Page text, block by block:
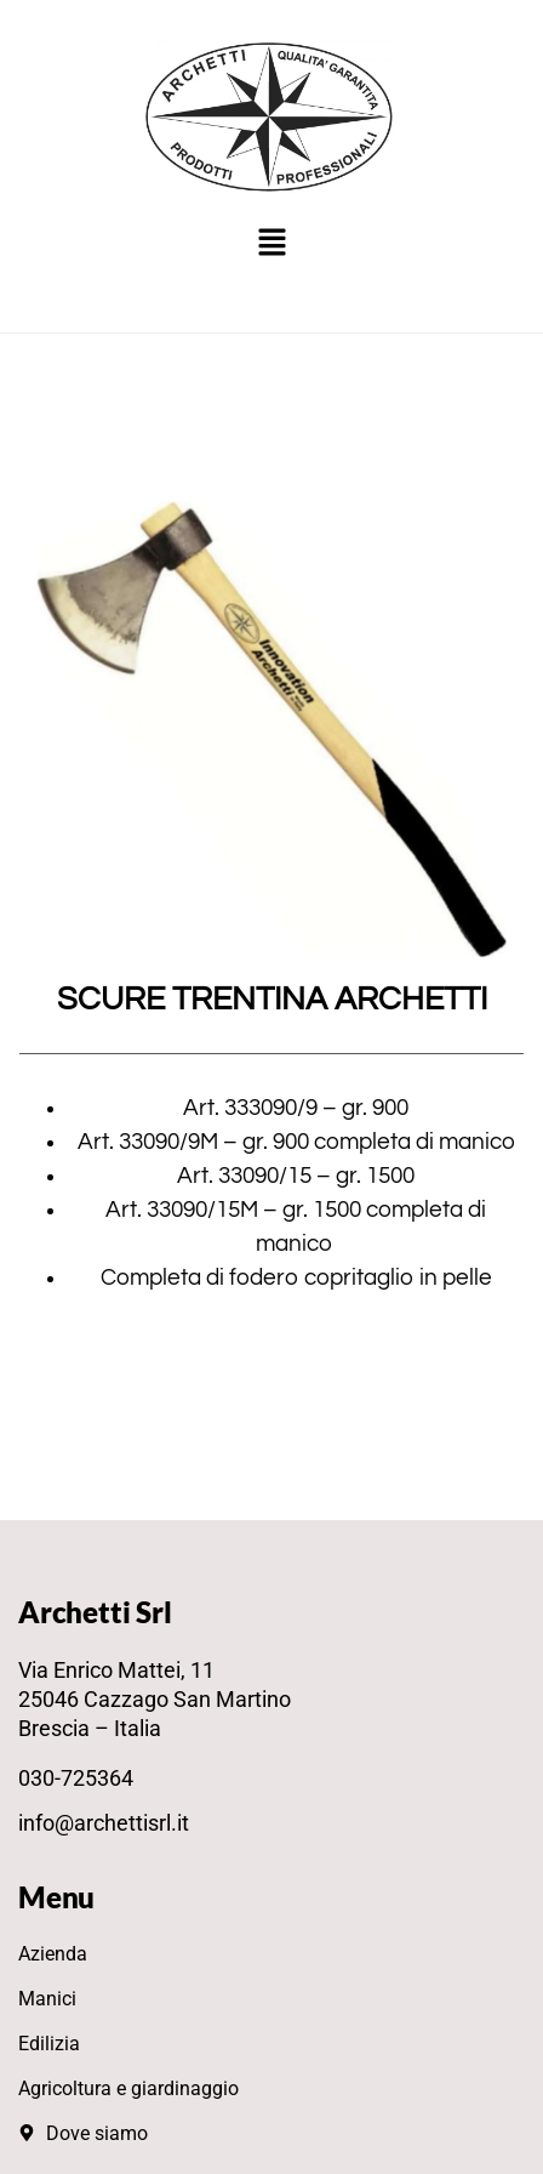
SCURE TRENTINA ARCHETTI
Art. 333090/9 – gr. 900
Art. 33090/9M – gr. 900 completa di manico
Art. 33090/15 – gr. 1500
Art. 33090/15M – gr. 1500 completa di
manico
Completa di fodero copritaglio in pelle
Archetti Srl
Via Enrico Mattei, 11
25046 Cazzago San Martino
Brescia – Italia
030-725364
info@archettisrl.it
Menu
Azienda
Manici
Edilizia
Agricoltura e giardinaggio
Dove siamo